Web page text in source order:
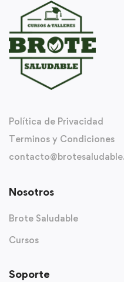
Política de Privacidad
Terminos y Condiciones
Nosotros
Brote Saludable
Cursos
Soporte